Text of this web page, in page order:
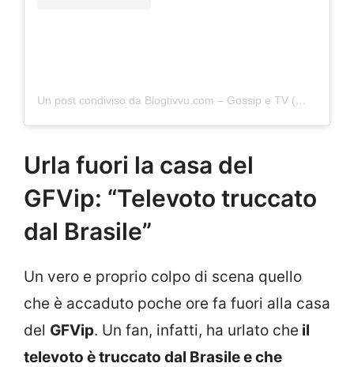
Un post condiviso da Blogtivvu.com – Gossip e TV (@blogtivvu_com)
Urla fuori la casa del
GFVip: “Televoto truccato
dal Brasile”
Un vero e proprio colpo di scena quello
che è accaduto poche ore fa fuori alla casa
del GFVip. Un fan, infatti, ha urlato che il
televoto è truccato dal Brasile e che